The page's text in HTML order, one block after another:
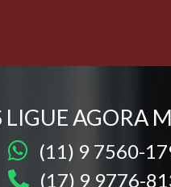
LIGUE AGORA
(11) 9 7560-
(17) 9 9776-